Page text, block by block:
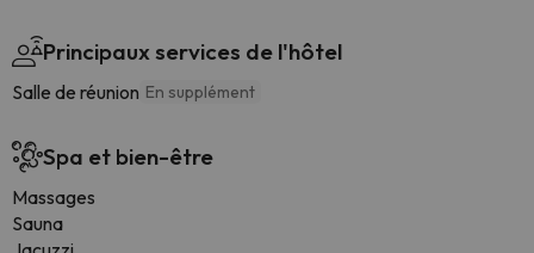
Principaux services de l'hôtel
Salle de réunion En supplément
Spa et bien-être
Massages
Sauna